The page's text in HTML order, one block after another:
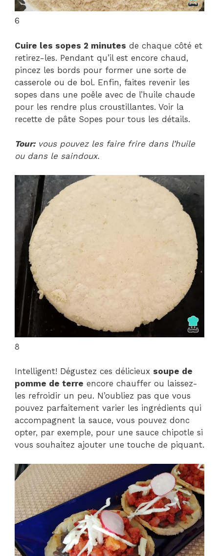
6
Cuire les sopes 2 minutes de chaque côté et
retirez-les. Pendant qu’il est encore chaud,
pincez les bords pour former une sorte de
casserole ou de bol. Enfin, faites revenir les
sopes dans une poêle avec de l’huile chaude
pour les rendre plus croustillantes. Voir la
recette de pâte Sopes pour tous les détails.
Tour:vous pouvez les faire frire dans l’huile
ou dans le saindoux.
8
Intelligent! Dégustez ces délicieux soupe de
pomme de terre encore chauffer ou laissez-
les refroidir un peu. N’oubliez pas que vous
pouvez parfaitement varier les ingrédients qui
accompagnent la sauce, vous pouvez donc
opter, par exemple, pour une sauce chipotle si
vous souhaitez ajouter une touche de piquant.